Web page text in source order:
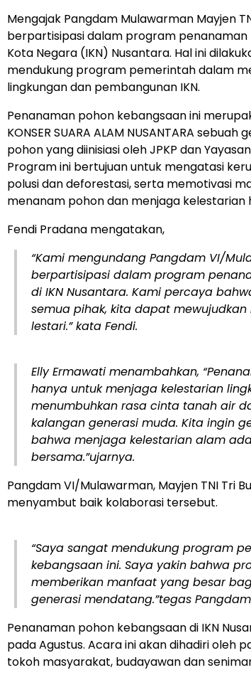
Mengajak Pangdam Mulawarman Mayjen
berpartisipasi dalam program penanaman
Kota Negara (IKN) Nusantara. Hal ini
mendukung program pemerintah dalam
lingkungan dan pembangunan IKN.
Penanaman pohon kebangsaan ini
KONSER SUARA ALAM NUSANTARA
pohon yang diinisiasi oleh JPKP dan
Program ini bertujuan untuk mengatasi
polusi dan deforestasi, serta memotivasi
menanam pohon dan menjaga kelestarian
Fendi Pradana mengatakan,
“Kami mengundang Pangdam VI/
berpartisipasi dalam program
di IKN Nusantara. Kami percaya
semua pihak, kita dapat mewujudkan
lestari.” kata Fendi.
Elly Ermawati menambahkan,
hanya untuk menjaga kelestarian
menumbuhkan rasa cinta tanah air
kalangan generasi muda. Kita ingin
bahwa menjaga kelestarian alam
bersama.”ujarnya.
Pangdam VI/Mulawarman, Mayjen TNI Tri
menyambut baik kolaborasi tersebut.
“Saya sangat mendukung program
kebangsaan ini. Saya yakin bahwa
memberikan manfaat yang besar
generasi mendatang.”tegas
Penanaman pohon kebangsaan di IKN
pada Agustus. Acara ini akan dihadiri oleh
tokoh masyarakat, budayawan dan